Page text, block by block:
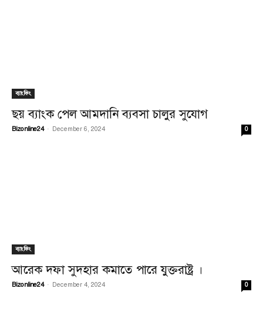
ব্যাংকিং
ছয় ব্যাংক পেল আমদানি ব্যবসা চালুর সুযোগ
Bizonline24 - December 6, 2024 0
ব্যাংকিং
আরেক দফা সুদহার কমাতে পারে যুক্তরাষ্ট্র ।
Bizonline24 - December 4, 2024 0